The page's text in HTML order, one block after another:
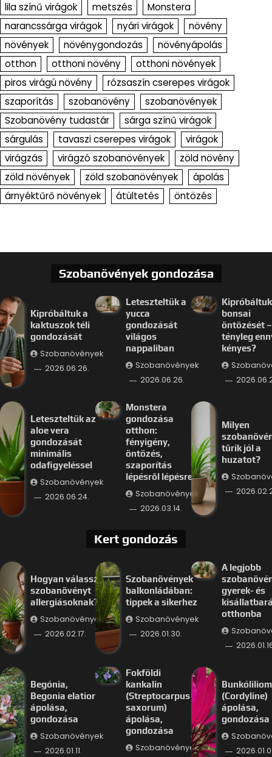
lila színű virágok
metszés
Monstera
narancssárga virágok
nyári virágok
növény
növények
növénygondozás
növényápolás
otthon
otthoni növény
otthoni növények
piros virágú növény
rózsaszín cserepes virágok
szaporítás
szobanövény
szobanövények
Szobanövény tudastár
sárga színű virágok
sárgulás
tavaszi cserepes virágok
virágok
virágzás
virágzó szobanövények
zöld növény
zöld növények
zöld szobanövények
ápolás
árnyéktűrő növények
átültetés öntözés
Szobanövények gondozása
Kipróbáltuk a
kaktuszok téli
gondozását
Szobanövények
2026.06.26.
Leteszteltük a
yucca
gondozását
világos
nappaliban
Szobanövények
2026.06.26.
bonsai
öntözését –
tényleg
kényes?
Leteszteltük az
aloe vera
gondozását
minimális
odafigyeléssel
Szobanövények
2026.06.24.
Monstera
gondozása
otthon:
fényigény,
öntözés,
szaporítás
lépésről lépésre
Szobanövények
2026.03.14.
Milyen
tűrik jól a
huzatot?
Kert gondozás
Hogyan válassz
szobanövényt
allergiásoknak?
Szobanövények
2026.02.17.
Szobanövények
balkonládában:
tippek a sikerhez
Szobanövények
2026.01.30.
A legjobb
gyerek- és
otthonba
Begónia,
Begonia elatior
ápolása,
gondozása
Szobanövények
2026.01.11.
Fokföldi
kankalin
(Streptocarpus
saxorum)
ápolása,
gondozása
Szobanövények
Bunkóliliom
(Cordyline)
ápolása,
gondozása